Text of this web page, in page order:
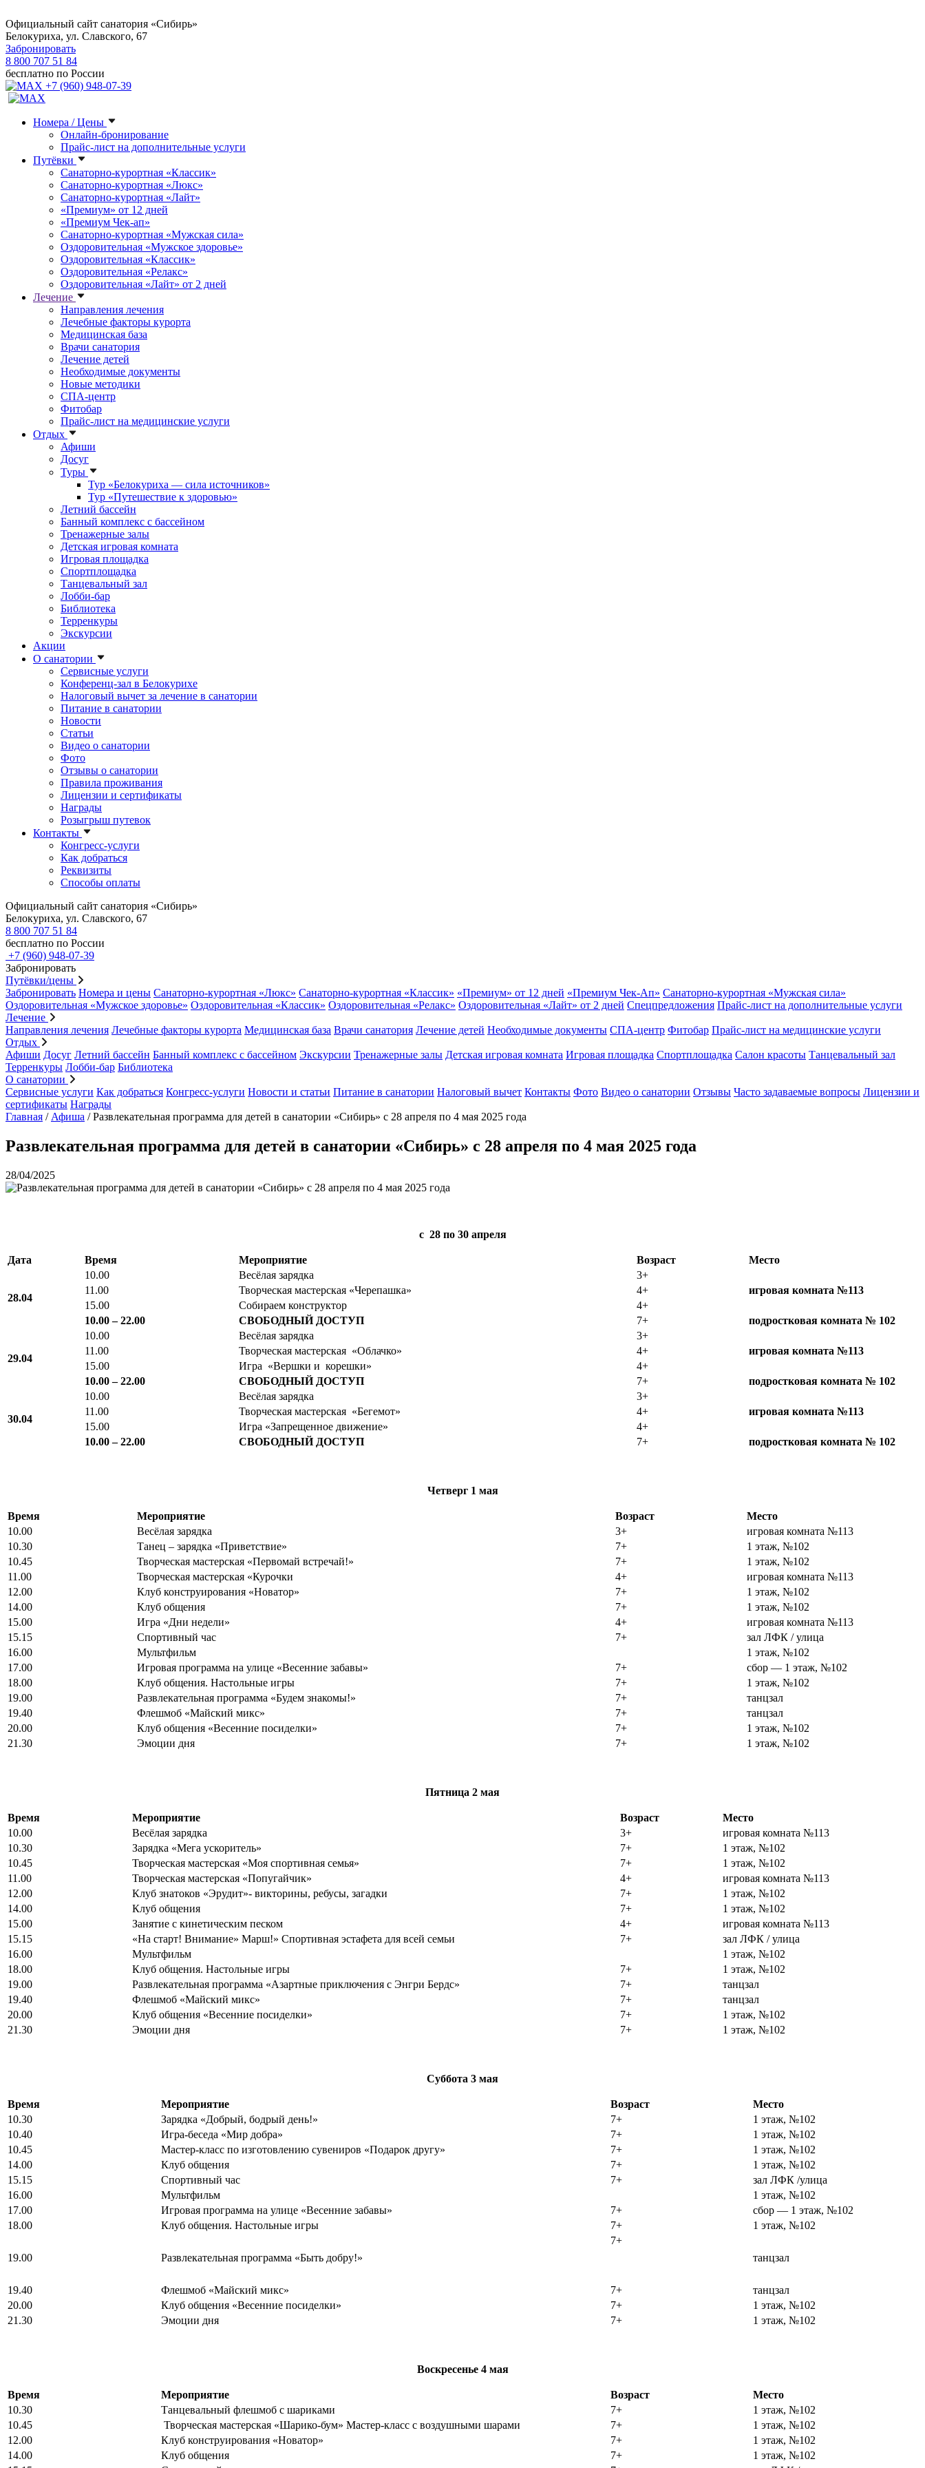
Официальный сайт санатория «Сибирь»
Белокуриха, ул. Славского, 67
Забронировать
8 800 707 51 84
бесплатно по России
+7 (960) 948-07-39
Номера / Цены
Онлайн-бронирование
Прайс-лист на дополнительные услуги
Путёвки
Санаторно-курортная «Классик»
Санаторно-курортная «Люкс»
Санаторно-курортная «Лайт»
«Премиум» от 12 дней
«Премиум Чек-ап»
Санаторно-курортная «Мужская сила»
Оздоровительная «Мужское здоровье»
Оздоровительная «Классик»
Оздоровительная «Релакс»
Оздоровительная «Лайт» от 2 дней
Лечение
Направления лечения
Лечебные факторы курорта
Медицинская база
Врачи санатория
Лечение детей
Необходимые документы
Новые методики
СПА-центр
Фитобар
Прайс-лист на медицинские услуги
Отдых
Афиши
Досуг
Туры
Тур «Белокуриха — сила источников»
Тур «Путешествие к здоровью»
Летний бассейн
Банный комплекс с бассейном
Тренажерные залы
Детская игровая комната
Игровая площадка
Спортплощадка
Танцевальный зал
Лобби-бар
Библиотека
Терренкуры
Экскурсии
Акции
О санатории
Сервисные услуги
Конференц-зал в Белокурихе
Налоговый вычет за лечение в санатории
Питание в санатории
Новости
Статьи
Видео о санатории
Фото
Отзывы о санатории
Правила проживания
Лицензии и сертификаты
Награды
Розыгрыш путевок
Контакты
Конгресс-услуги
Как добраться
Реквизиты
Способы оплаты
Официальный сайт санатория «Сибирь»
Белокуриха, ул. Славского, 67
8 800 707 51 84
бесплатно по России
+7 (960) 948-07-39
Забронировать
Путёвки/цены
Забронировать Номера и цены Санаторно-курортная «Люкс» Санаторно-курортная «Классик» «Премиум» от 12 дней «Премиум Чек-Ап» Санаторно-курортная «Мужская сила»
Оздоровительная «Мужское здоровье» Оздоровительная «Классик» Оздоровительная «Релакс» Оздоровительная «Лайт» от 2 дней Спецпредложения Прайс-лист на дополнительные услуги
Лечение
Направления лечения Лечебные факторы курорта Медицинская база Врачи санатория Лечение детей Необходимые документы СПА-центр Фитобар Прайс-лист на медицинские услуги
Отдых
Афиши Досуг Летний бассейн Банный комплекс с бассейном Экскурсии Тренажерные залы Детская игровая комната Игровая площадка Спортплощадка Салон красоты Танцевальный зал
Терренкуры Лобби-бар Библиотека
О санатории
Сервисные услуги Как добраться Конгресс-услуги Новости и статьи Питание в санатории Налоговый вычет Контакты Фото Видео о санатории Отзывы Часто задаваемые вопросы Лицензии и
сертификаты Награды
Главная / Афиша /Развлекательная программа для детей в санатории «Сибирь» с 28 апреля по 4 мая 2025 года
Развлекательная программа для детей в санатории «Сибирь» с 28 апреля по 4 мая 2025 года
28/04/2025
с 28 по 30 апреля
Дата Время Мероприятие Возраст Место
28.04
10.00 Весёлая зарядка
3+
игровая комната №113
11.00 Творческая мастерская «Черепашка»
4+
15.00
Собираем конструктор
4+
10.00 – 22.00
СВОБОДНЫЙ ДОСТУП 7+ подростковая комната № 102
29.04
10.00 Весёлая зарядка
3+
игровая комната №113
11.00 Творческая мастерская «Облачко»
4+
15.00
Игра «Вершки и корешки»
4+
10.00 – 22.00
СВОБОДНЫЙ ДОСТУП 7+ подростковая комната № 102
30.04
10.00 Весёлая зарядка
3+
игровая комната №113
11.00 Творческая мастерская «Бегемот»
4+
15.00
Игра «Запрещенное движение»
4+
10.00 – 22.00
СВОБОДНЫЙ ДОСТУП 7+ подростковая комната № 102
Четверг 1 мая
Время Мероприятие Возраст
Место
10.00
Весёлая зарядка 3+
игровая комната №113
10.30
Танец – зарядка «Приветствие» 7+
1 этаж, №102
10.45
Творческая мастерская «Первомай встречай!» 7+
1 этаж, №102
11.00
Творческая мастерская «Курочки 4+
игровая комната №113
12.00
Клуб конструирования «Новатор» 7+
1 этаж, №102
14.00
Клуб общения 7+
1 этаж, №102
15.00
Игра «Дни недели» 4+
игровая комната №113
15.15
Спортивный час 7+
зал ЛФК / улица
16.00
Мультфильм
1 этаж, №102
17.00
Игровая программа на улице «Весенние забавы» 7+
сбор — 1 этаж, №102
18.00
Клуб общения. Настольные игры 7+
1 этаж, №102
19.00
Развлекательная программа «Будем знакомы!» 7+
танцзал
19.40
Флешмоб «Майский микс» 7+
танцзал
20.00
Клуб общения «Весенние посиделки» 7+
1 этаж, №102
21.30
Эмоции дня 7+ 1 этаж, №102
Пятница 2 мая
Время Мероприятие Возраст
Место
10.00
Весёлая зарядка 3+
игровая комната №113
10.30
Зарядка «Мега ускоритель» 7+
1 этаж, №102
10.45
Творческая мастерская «Моя спортивная семья» 7+
1 этаж, №102
11.00
Творческая мастерская «Попугайчик» 4+
игровая комната №113
12.00
Клуб знатоков «Эрудит»- викторины, ребусы, загадки 7+
1 этаж, №102
14.00
Клуб общения 7+
1 этаж, №102
15.00
Занятие с кинетическим песком 4+
игровая комната №113
15.15
«На старт! Внимание» Марш!» Спортивная эстафета для всей семьи 7+
зал ЛФК / улица
16.00
Мультфильм
1 этаж, №102
18.00
Клуб общения. Настольные игры 7+
1 этаж, №102
19.00
Развлекательная программа «Азартные приключения с Энгри Бердс» 7+
танцзал
19.40
Флешмоб «Майский микс» 7+
танцзал
20.00
Клуб общения «Весенние посиделки» 7+
1 этаж, №102
21.30
Эмоции дня 7+ 1 этаж, №102
Суббота 3 мая
Время Мероприятие Возраст
Место
10.30
Зарядка «Добрый, бодрый день!» 7+
1 этаж, №102
10.40
Игра-беседа «Мир добра» 7+
1 этаж, №102
10.45
Мастер-класс по изготовлению сувениров «Подарок другу» 7+
1 этаж, №102
14.00
Клуб общения 7+
1 этаж, №102
15.15
Спортивный час 7+
зал ЛФК /улица
16.00
Мультфильм
1 этаж, №102
17.00
Игровая программа на улице «Весенние забавы» 7+
сбор — 1 этаж, №102
18.00
Клуб общения. Настольные игры 7+ 1 этаж, №102
19.00 Развлекательная программа «Быть добру!»
7+
танцзал
19.40 Флешмоб «Майский микс» 7+
танцзал
20.00
Клуб общения «Весенние посиделки» 7+
1 этаж, №102
21.30
Эмоции дня 7+ 1 этаж, №102
Воскресенье 4мая
Время Мероприятие Возраст
Место
10.30
Танцевальный флешмоб с шариками 7+
1 этаж, №102
10.45
Творческая мастерская «Шарико-бум» Мастер-класс с воздушными шарами 7+
1 этаж, №102
12.00
Клуб конструирования «Новатор» 7+
1 этаж, №102
14.00
Клуб общения 7+
1 этаж, №102